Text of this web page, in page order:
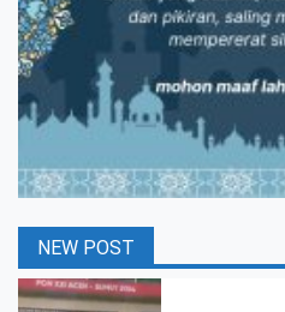
NEW POST